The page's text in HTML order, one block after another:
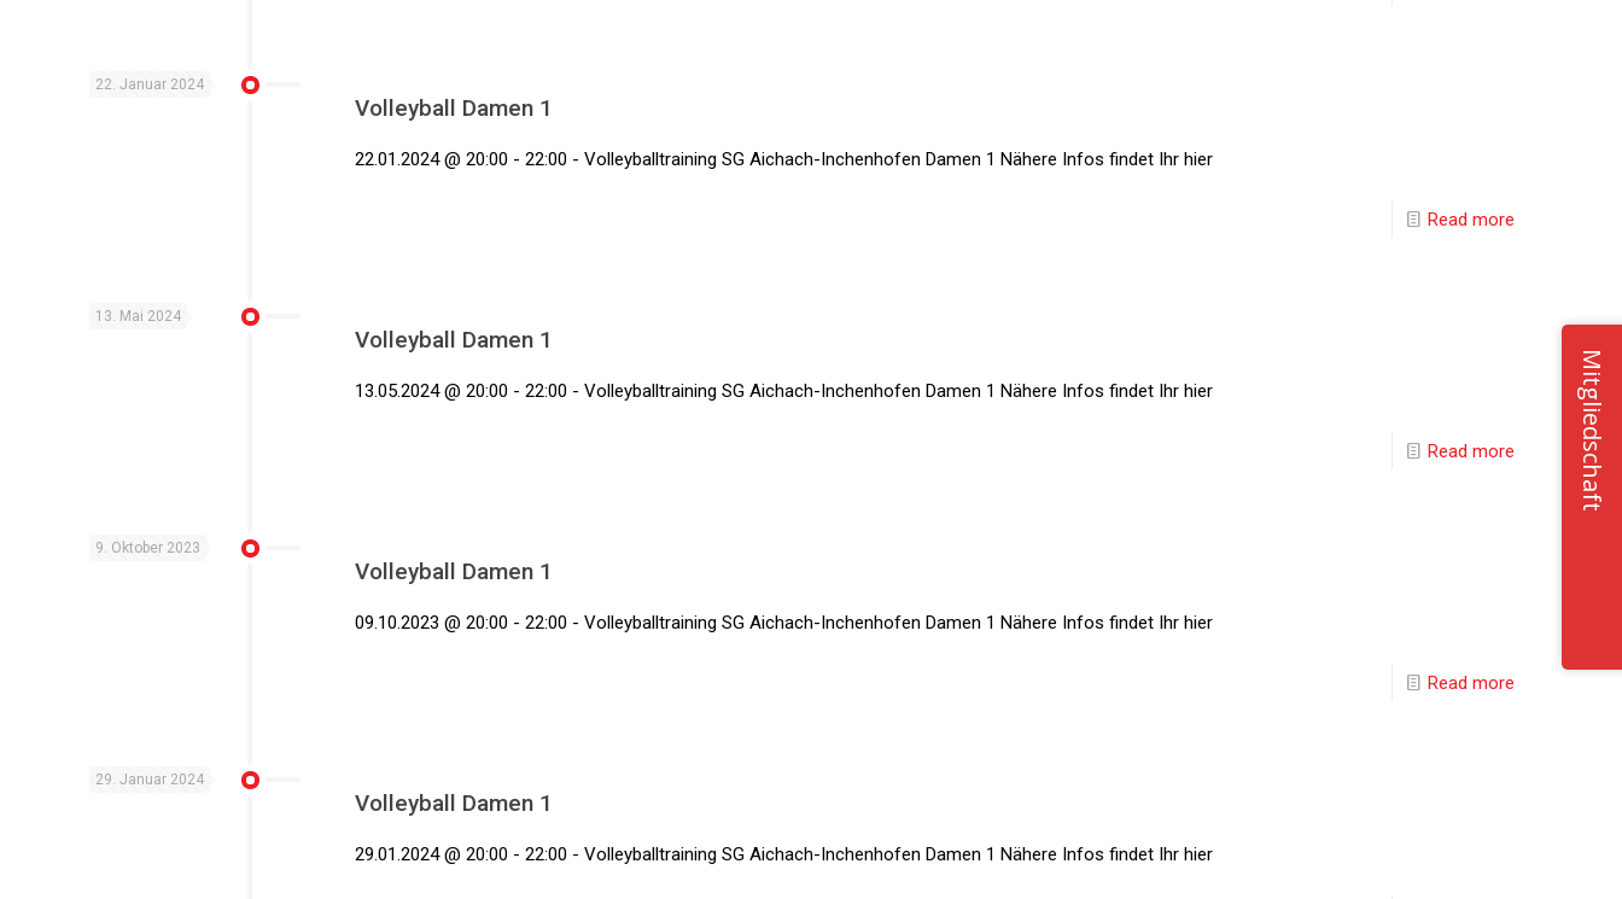
22. Januar 2024
Volleyball Damen 1
22.01.2024 @ 20:00 - 22:00 - Volleyballtraining SG Aichach-Inchenhofen Damen 1 Nähere Infos findet Ihr hier
Read more
13. Mai 2024
Volleyball Damen 1
13.05.2024 @ 20:00 - 22:00 - Volleyballtraining SG Aichach-Inchenhofen Damen 1 Nähere Infos findet Ihr hier
Read more
9. Oktober 2023
Volleyball Damen 1
09.10.2023 @ 20:00 - 22:00 - Volleyballtraining SG Aichach-Inchenhofen Damen 1 Nähere Infos findet Ihr hier
Read more
29. Januar 2024
Volleyball Damen 1
29.01.2024 @ 20:00 - 22:00 - Volleyballtraining SG Aichach-Inchenhofen Damen 1 Nähere Infos findet Ihr hier
Mitgliedschaft